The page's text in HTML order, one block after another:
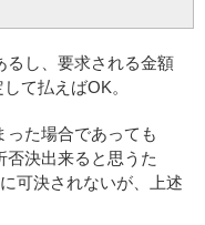
るし、要求される金額
て払えばOK。
った場合であっても
否決出来ると思うた
可決されないが、上述